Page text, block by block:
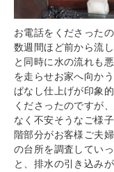
お電話をくださった
数週間ほど前から流
と同時に水の流れも
を走らせお家へ向か
ぱなし仕上げが印象
くださったのですが
なく不安そうなご様
階部分がお客様ご夫
の台所を調査してい
と、排水の引き込み